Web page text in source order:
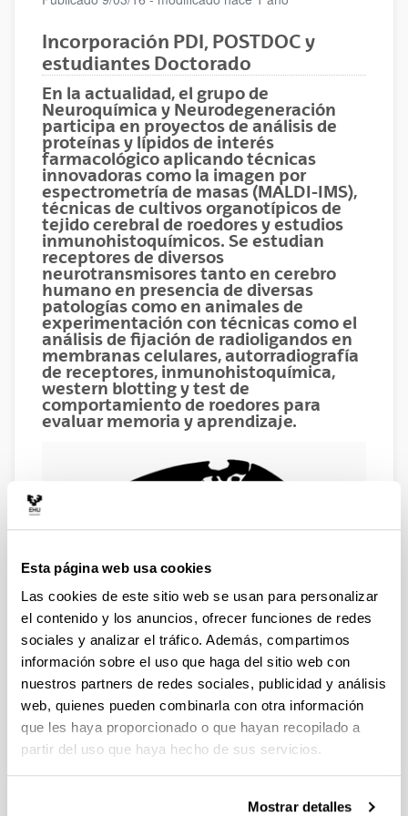
Esta página web usa cookies
Las cookies de este sitio web se usan para personalizar
el contenido y los anuncios, ofrecer funciones de redes
sociales y analizar el tráfico. Además, compartimos
información sobre el uso que haga del sitio web con
nuestros partners de redes sociales, publicidad y análisis
web, quienes pueden combinarla con otra información
que les haya proporcionado o que hayan recopilado a
partir del uso que haya hecho de sus servicios.
Mostrar detalles
Incorporación PDI, POSTDOC y
estudiantes Doctorado
En la actualidad, el grupo de
Neuroquímica y Neurodegeneración
participa en proyectos de análisis de
proteínas y lípidos de interés
farmacológico aplicando técnicas
innovadoras como la imagen por
espectrometría de masas (MALDI-IMS),
técnicas de cultivos organotípicos de
tejido cerebral de roedores y estudios
inmunohistoquímicos. Se estudian
receptores de diversos
neurotransmisores tanto en cerebro
humano en presencia de diversas
patologías como en animales de
experimentación con técnicas como el
análisis de fijación de radioligandos en
membranas celulares, autorradiografía
de receptores, inmunohistoquímica,
western blotting y test de
comportamiento de roedores para
evaluar memoria y aprendizaje.
NUEVO 2025- NEW 2025
1. El grupo de investigación está abierto a la
estables) en el grupo para colaborar en sus líneas